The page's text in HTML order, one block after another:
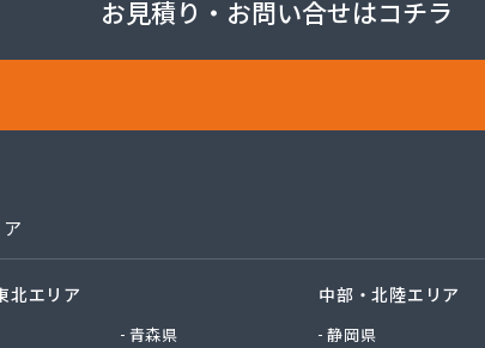
お見積り・お問い合せはコチラ
北エリア
青森県
中部・北陸エリア
静岡県